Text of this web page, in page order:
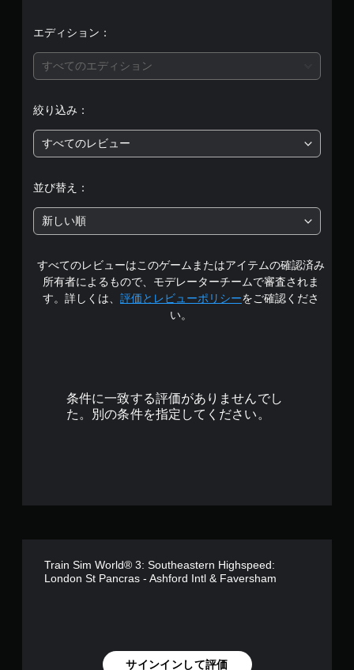
段
階
の
4
.
5
エディション：
すべてのエディション
絞り込み：
すべてのレビュー
並び替え：
新しい順
すべてのレビューはこのゲームまたはアイテムの確認済み
所有者によるもので、モデレーターチームで審査されま
す。詳しくは、 評価とレビューポリシーをご確認くださ
い。
条件に一致する評価がありませんでし
た。別の条件を指定してください。
Train Sim World® 3: Southeastern Highspeed:
London St Pancras - Ashford Intl & Faversham
サインインして評価